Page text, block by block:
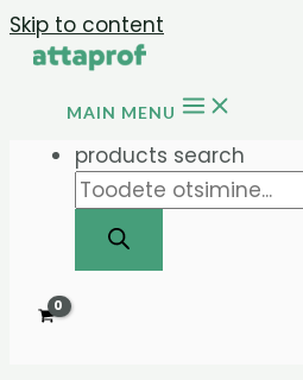
Skip to content
MAIN MENU
products search